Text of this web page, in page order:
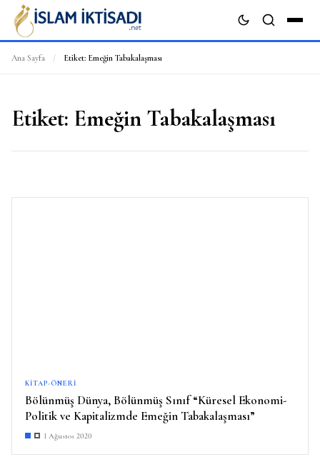
Ana Sayfa / Etiket: Emeğin Tabakalaşması
Etiket: Emeğin Tabakalaşması
KITAP-ÖNERI
Bölünmüş Dünya, Bölünmüş Sınıf “Küresel Ekonomi-
Politik ve Kapitalizmde Emeğin Tabakalaşması”
1 Ağustos 2020